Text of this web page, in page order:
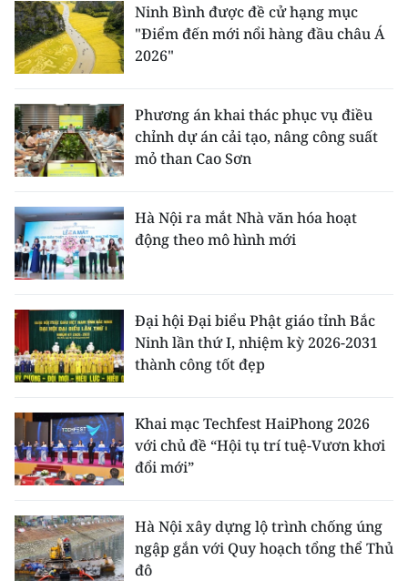
Ninh Bình được đề cử hạng mục
"Điểm đến mới nổi hàng đầu châu Á
2026"
Phương án khai thác phục vụ điều
chỉnh dự án cải tạo, nâng công suất
mỏ than Cao Sơn
Hà Nội ra mắt Nhà văn hóa hoạt
động theo mô hình mới
Đại hội Đại biểu Phật giáo tỉnh Bắc
Ninh lần thứ I, nhiệm kỳ 2026-2031
thành công tốt đẹp
Khai mạc Techfest HaiPhong 2026
với chủ đề “Hội tụ trí tuệ-Vươn khơi
đổi mới”
Hà Nội xây dựng lộ trình chống úng
ngập gắn với Quy hoạch tổng thể Thủ
đô